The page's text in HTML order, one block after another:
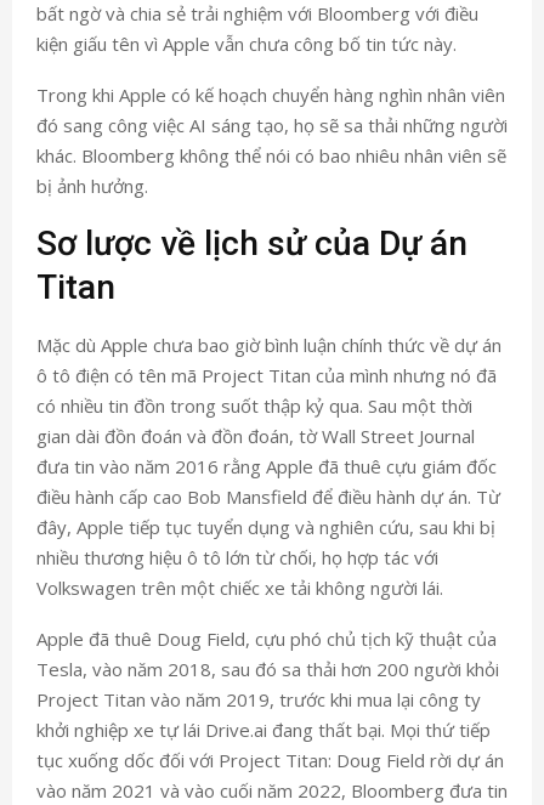
bất ngờ và chia sẻ trải nghiệm với Bloomberg với điều
kiện giấu tên vì Apple vẫn chưa công bố tin tức này.
Trong khi Apple có kế hoạch chuyển hàng nghìn nhân viên
đó sang công việc AI sáng tạo, họ sẽ sa thải những người
khác. Bloomberg không thể nói có bao nhiêu nhân viên sẽ
bị ảnh hưởng.
Sơ lược về lịch sử của Dự án
Titan
Mặc dù Apple chưa bao giờ bình luận chính thức về dự án
ô tô điện có tên mã Project Titan của mình nhưng nó đã
có nhiều tin đồn trong suốt thập kỷ qua. Sau một thời
gian dài đồn đoán và đồn đoán, tờ Wall Street Journal
đưa tin vào năm 2016 rằng Apple đã thuê cựu giám đốc
điều hành cấp cao Bob Mansfield để điều hành dự án. Từ
đây, Apple tiếp tục tuyển dụng và nghiên cứu, sau khi bị
nhiều thương hiệu ô tô lớn từ chối, họ hợp tác với
Volkswagen trên một chiếc xe tải không người lái.
Apple đã thuê Doug Field, cựu phó chủ tịch kỹ thuật của
Tesla, vào năm 2018, sau đó sa thải hơn 200 người khỏi
Project Titan vào năm 2019, trước khi mua lại công ty
khởi nghiệp xe tự lái Drive.ai đang thất bại. Mọi thứ tiếp
tục xuống dốc đối với Project Titan: Doug Field rời dự án
vào năm 2021 và vào cuối năm 2022, Bloomberg đưa tin